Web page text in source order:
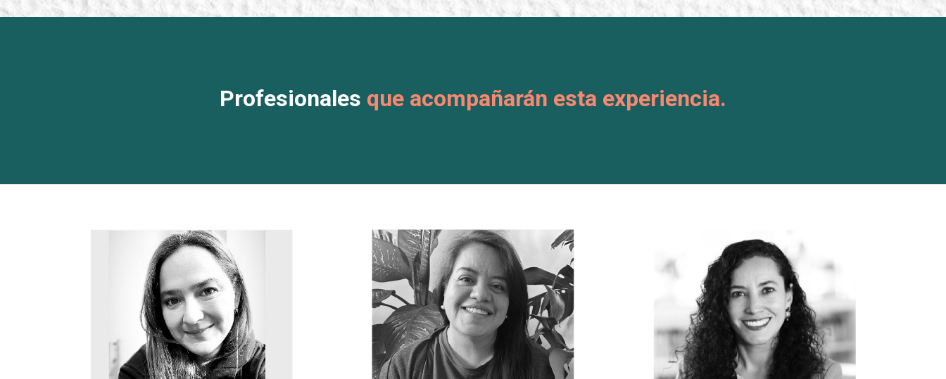
Profesionales que acompañarán esta experiencia.